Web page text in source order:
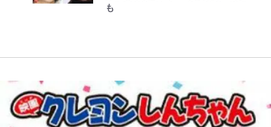
も
リング」での「NGパッキング」7
た人物たち」
SNSのバッシングにも向き合う理
W杯クオーター制への大反発か、
3月の会長選】(3)